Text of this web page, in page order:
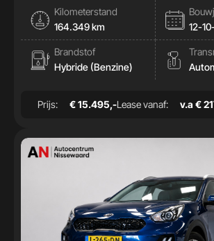
Kilometerstand
164.349 km
12-
Brandstof
Hybride (Benzine)
Prijs: € 15.495,-Lease vanaf: v.a €